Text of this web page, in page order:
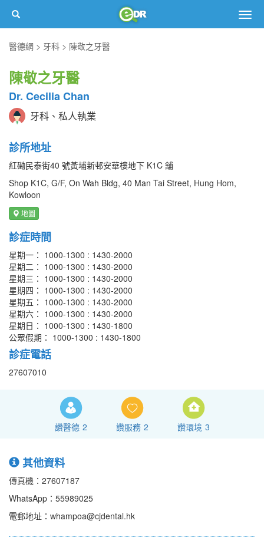
醫德網
牙科 陳敬之牙醫
陳敬之牙醫
Dr. Cecilia Chan
牙科、私人執業
診所地址
紅磡民泰街​40 號黃埔新邨安華樓地下 K1C 舖
Shop K1C, G/F, On Wah Bldg, ​40​ Man Tai Street, Hung Hom,
Kowloon
地圖
診症時間
星期一： 1000-1300 : 1430-2000
星期二： 1000-1300 : 1430-2000
星期三： 1000-1300 : 1430-2000
星期四： 1000-1300 : 1430-2000
星期五： 1000-1300 : 1430-2000
星期六： 1000-1300 : 1430-2000
星期日： 1000-1300 : 1430-1800
公眾假期： 1000-1300 : 1430-1800
診症電話
27607010
讚醫德 2 讚服務 2 讚環境 3
其他資料
傳真機：27607187
WhatsApp：55989025
電郵地址：whampoa@cjdental.hk